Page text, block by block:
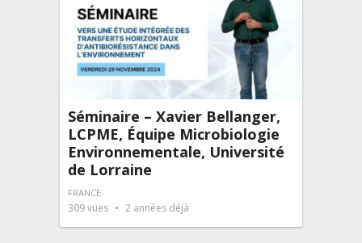
Séminaire – Xavier Bellanger,
LCPME, Équipe Microbiologie
Environnementale, Université
de Lorraine
FRANCE
309vues 2 années déjà